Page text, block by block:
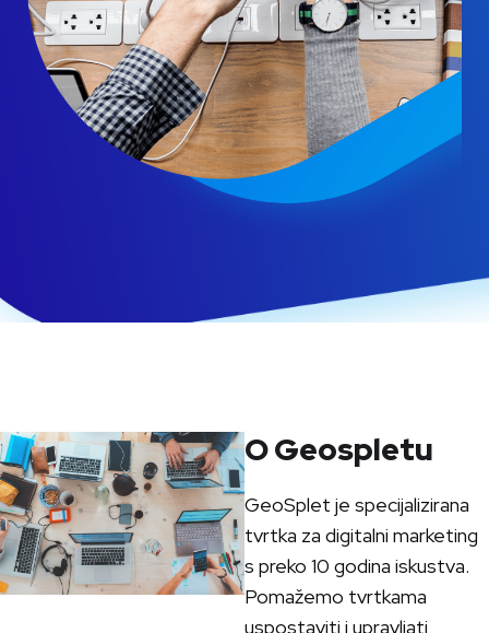
O Geospletu
GeoSplet je specijalizirana
tvrtka za digitalni marketing
s preko 10 godina iskustva.
Pomažemo tvrtkama
uspostaviti i upravljati